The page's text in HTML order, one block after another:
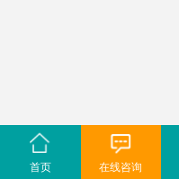
首页 在线咨询